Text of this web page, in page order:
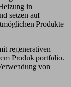
in
setzen auf
Produkte
regenerativen
Produktportfolio.
von